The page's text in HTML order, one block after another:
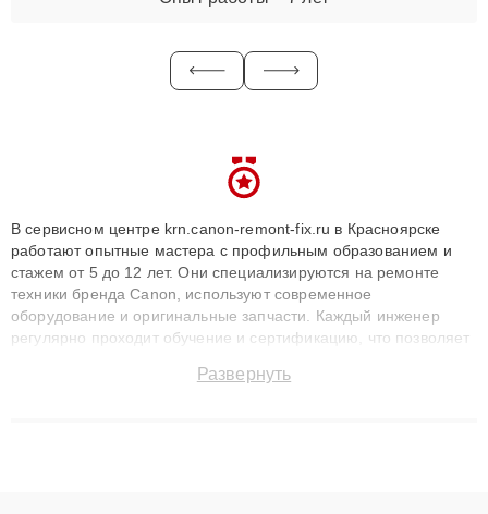
В сервисном центре krn.canon-remont-fix.ru в Красноярске
работают опытные мастера с профильным образованием и
стажем от 5 до 12 лет. Они специализируются на ремонте
техники бренда Canon, используют современное
оборудование и оригинальные запчасти. Каждый инженер
регулярно проходит обучение и сертификацию, что позволяет
технику с сохранением гарантии до 3 лет. Наши мастера
Развернуть